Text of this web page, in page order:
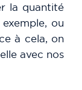
la quantité
ou
à cela, on
avec nos